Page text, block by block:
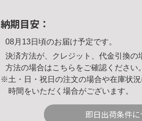
納期目安：
08月13日頃のお届け予定です。
決済方法が、クレジット、代金引換の
方法の場合はこちら をご確認ください。
※土・日・祝日の注文の場合や在庫状
時間をいただく場合がございます。
即日出荷条件に